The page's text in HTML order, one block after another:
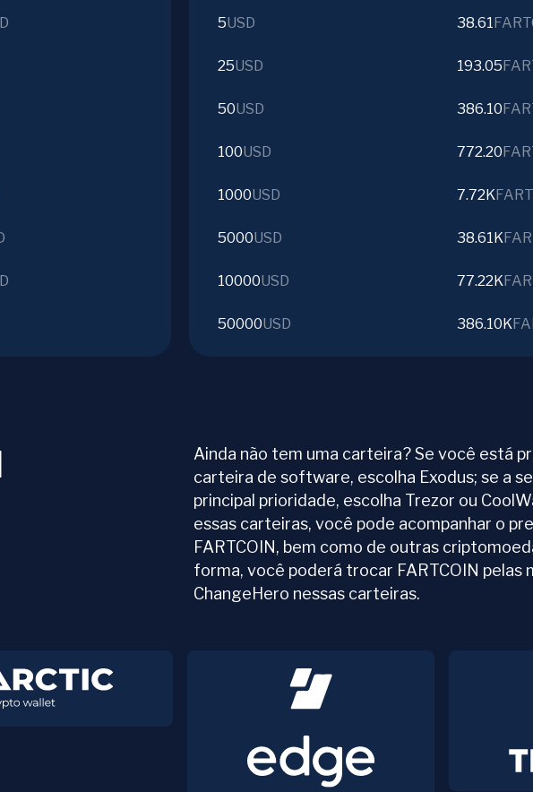
5USD 38.61
25USD 193.05
50USD 386.10
100USD 772.20
1000USD 7.72K
5000USD 38.61K
10000USD 77.22K
50000USD 386.10K
Ainda não tem uma carteira? Se você está
carteira de software, escolha Exodus; se a
principal prioridade, escolha Trezor ou
essas carteiras, você pode acompanhar o
FARTCOIN, bem como de outras
forma, você poderá trocar FARTCOIN pelas
ChangeHero nessas carteiras.